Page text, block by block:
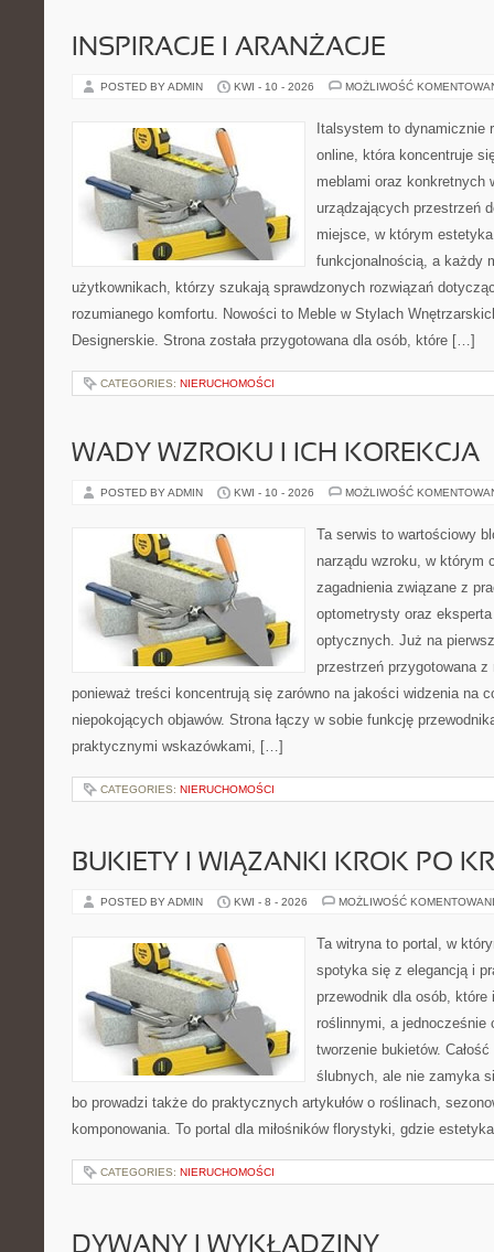
INSPIRACJE I ARANŻACJE
POSTED BY ADMIN KWI - 10 - 2026 MOŻLIWOŚĆ
Italsystem to dynamicznie
online, która koncentruje
meblami oraz konkretnych
urządzających przestrzeń
miejsce, w którym
funkcjonalnością, a każdy
użytkownikach, którzy szukają sprawdzonych rozwiązań
rozumianego komfortu. Nowości to Meble w Stylach
Designerskie. Strona została przygotowana dla osób, które […]
CATEGORIES: NIERUCHOMOŚCI
WADY WZROKU I ICH KOREKCJA
POSTED BY ADMIN KWI - 10 - 2026 MOŻLIWOŚĆ
Ta serwis to wartościowy
narządu wzroku, w którym
zagadnienia związane z
optometrysty oraz
optycznych. Już na
przestrzeń przygotowana
ponieważ treści koncentrują się zarówno na jakości widzenia na
niepokojących objawów. Strona łączy w sobie funkcję
praktycznymi wskazówkami, […]
CATEGORIES: NIERUCHOMOŚCI
BUKIETY I WIĄZANKI KROK PO
POSTED BY ADMIN KWI - 8 - 2026 MOŻLIWOŚĆ
Ta witryna to portal, w
spotyka się z elegancją i
przewodnik dla osób,
roślinnymi, a jednocześnie
tworzenie bukietów.
ślubnych, ale nie zamyka
bo prowadzi także do praktycznych artykułów o roślinach,
komponowania. To portal dla miłośników florystyki, gdzie
CATEGORIES: NIERUCHOMOŚCI
DYWANY I WYKŁADZINY